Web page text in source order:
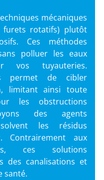
mécaniques
furets rotatifs) plutôt
Ces méthodes
polluer les eaux
vos tuyauteries.
permet de cibler
limitant ainsi toute
les obstructions
des agents
les résidus
Contrairement aux
ces solutions
des canalisations et
santé.